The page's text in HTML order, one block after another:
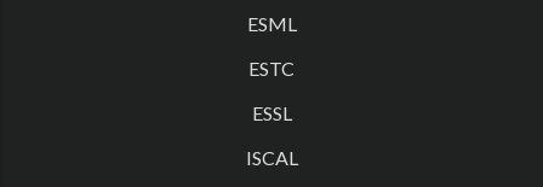
ESML
ESTC
ESSL
ISCAL